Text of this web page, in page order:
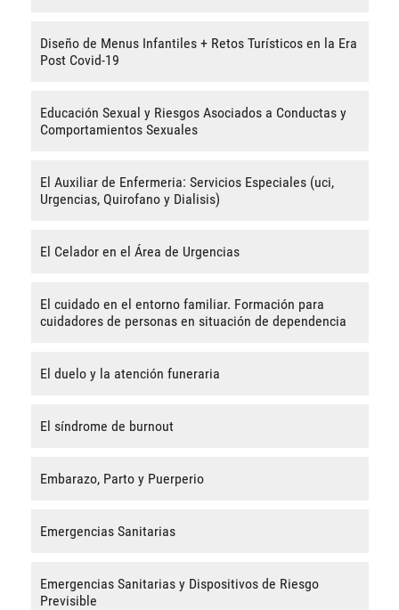
Diseño de Menus Infantiles + Retos Turísticos en la Era
Post Covid-19
Educación Sexual y Riesgos Asociados a Conductas y
Comportamientos Sexuales
El Auxiliar de Enfermeria: Servicios Especiales (uci,
Urgencias, Quirofano y Dialisis)
El Celador en el Área de Urgencias
El cuidado en el entorno familiar. Formación para
cuidadores de personas en situación de dependencia
El duelo y la atención funeraria
El síndrome de burnout
Embarazo, Parto y Puerperio
Emergencias Sanitarias
Emergencias Sanitarias y Dispositivos de Riesgo
Previsible